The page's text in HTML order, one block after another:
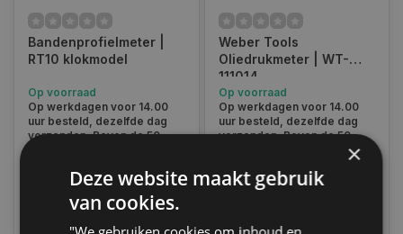
Bandenprofielmeter |
RT10 klokmodel
Op voorraad
Op werkdagen voor 14.00
uur besteld, dezelfde dag
verzonden. Boven de 50,-
€48,75
Weber Tools
Oliedrukmeter | WT-
111014
Op voorraad
Op werkdagen voor 14.00
uur besteld, dezelfde dag
verzonden. Boven de 50,-
gratis verzending. (NL & BE)
€37,45
×
Deze website maakt gebruik
van cookies.